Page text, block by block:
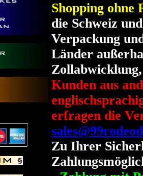
Shopping ohne
die Schweiz
Verpackung
Länder
Kunden aus
erfragen die
Zu Ihrer